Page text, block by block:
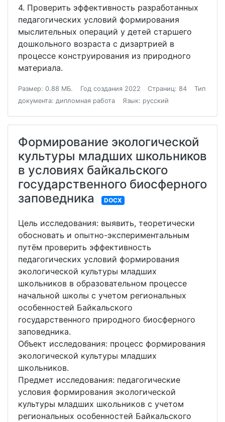
4. Проверить эффективность разработанных
педагогических условий формирования
мыслительных операций у детей старшего
дошкольного возраста с дизартрией в
процессе конструирования из природного
материала.
Размер: 0.88 МБ. Год создания 2022 Страниц: 84
Тип
документа: дипломная работа
Язык: русский
Формирование экологической
культуры младших школьников
в условиях байкальского
государственного биосферного
заповедника
DOCX
Цель исследования: выявить, теоретически
обосновать и опытно-экспериментальным
путём проверить эффективность
педагогических условий формирования
экологической культуры младших
школьников в образовательном процессе
начальной школы с учетом региональных
особенностей Байкальского
государственного природного биосферного
заповедника.
Объект исследования: процесс формирования
экологической культуры младших
школьников.
Предмет исследования: педагогические
условия формирования экологической
культуры младших школьников с учетом
региональных особенностей Байкальского